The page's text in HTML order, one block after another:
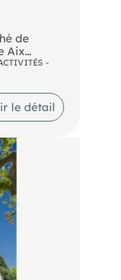
de
Aix
une
composée
plain-
-
le détail